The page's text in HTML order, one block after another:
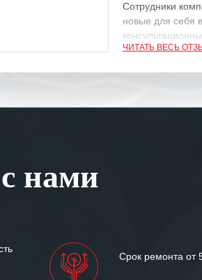
Сотрудники
новые для себя
характеризует
ответственного
ЧИТАТЬ ВЕСЬ
нами
Срок ремонта от